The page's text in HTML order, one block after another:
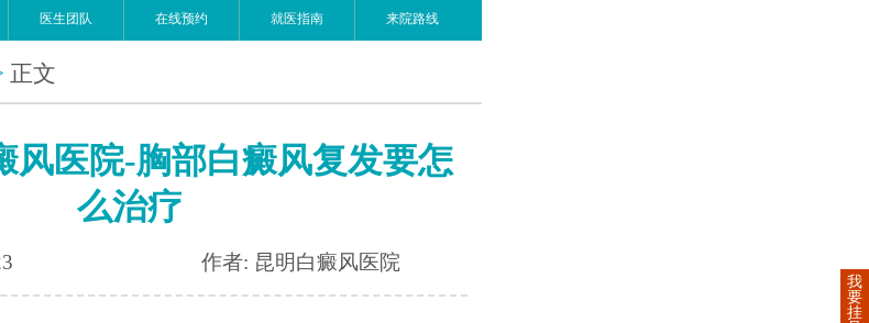
医生团队 在线预约 就医指南 来院路线
正文
风医院-胸部白癜风复发要怎
么治疗
作者: 昆明白癜风医院
我
要
挂